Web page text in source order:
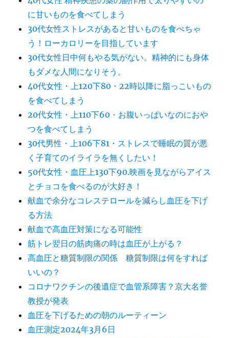
に甘いものを食べてしまう
30代女性ストレスがあると甘いものを食べちゃ
う！ローカロリーを目指しています
30代女性日中何もやる気がない。精神的にも身体
もダメな人間になりそう。
40代女性・上120下80・22時以降に脂っこいもの
を食べてしまう
20代女性・上110下60・お腹いっぱいなのにおや
つを食べてしまう
30代男性・上106下81・ストレスで睡眠の質が悪
く子育てのイライラを無くしたい！
50代女性・血圧上130下90.映画を見ながらアイス
とチョコを食べるのが大好き！
献血で余分なコレステロールを減らし血圧を下げ
る方法
献血で高血圧対策になる可能性
筋トレ翌日の筋肉痛の時は血圧が上がる？
高血圧と糖質制限の関係 糖質制限は何をすれば
いいの？
コロナワクチンの後遺症で血管系障害？京大名誉
教授が発表
血圧を下げるための朝のルーティーン
血圧測定2024年3月6日